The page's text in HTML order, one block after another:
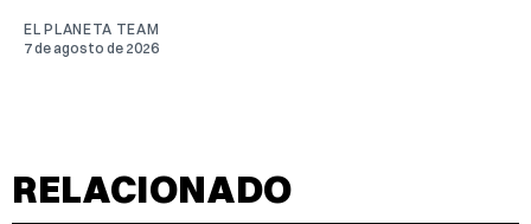
EL PLANETA TEAM
7 de agosto de 2026
RELACIONADO